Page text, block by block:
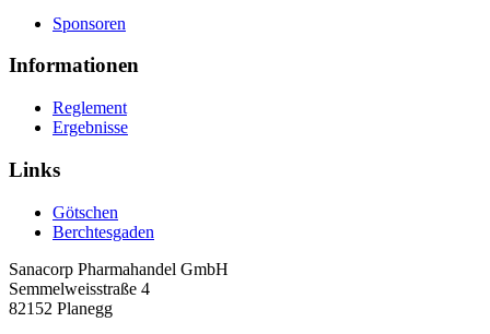
Sponsoren
Informationen
Reglement
Ergebnisse
Links
Götschen
Berchtesgaden
Sanacorp Pharmahandel GmbH
Semmelweisstraße 4
82152 Planegg